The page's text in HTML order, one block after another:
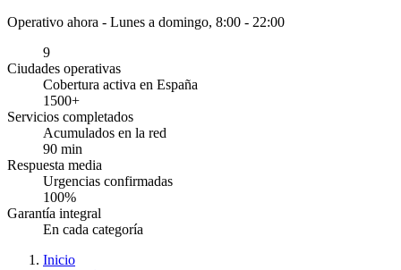
Operativo ahora - Lunes a domingo, 8:00 - 22:00
9
Ciudades operativas
Cobertura activa en España
1500+
Servicios completados
Acumulados en la red
90 min
Respuesta media
Urgencias confirmadas
100%
Garantía integral
En cada categoría
Inicio